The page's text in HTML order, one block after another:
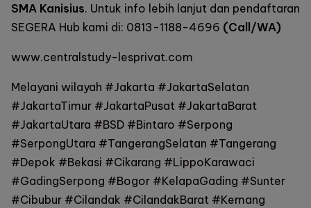
SMA Kanisius. Untuk info lebih lanjut dan pendaftaran
SEGERA Hub kami di: 0813-1188-4696 (Call/WA)
www.centralstudy-lesprivat.com
Melayani wilayah #Jakarta #JakartaSelatan
#JakartaTimur #JakartaPusat #JakartaBarat
#JakartaUtara #BSD #Bintaro #Serpong
#SerpongUtara #TangerangSelatan #Tangerang
#Depok #Bekasi #Cikarang #LippoKarawaci
#GadingSerpong #Bogor #KelapaGading #Sunter
#Cibubur #Cilandak #CilandakBarat #Kemang